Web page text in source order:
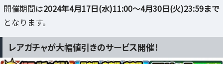
開催期間は2024年4月17日(水)11:00～4月30日(火)23:59まで
となります。
レアガチャが大幅値引きのサービス開催！